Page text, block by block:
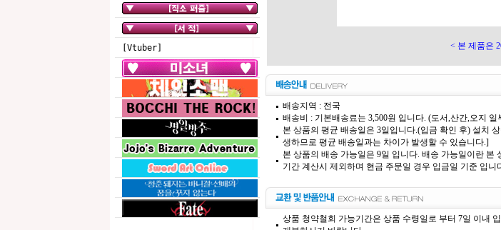
[Vtuber] < 본 제품은
배송지역 : 전국
배송비 : 기본배송료는 3,500원 입니다. (도서,산간,오지
본 상품의 평균 배송일은 3일입니다.(입금 확인 후) 설치
생하므로 평균 배송일과는 차이가 발생할 수 있습니다.]
본 상품의 배송 가능일은 9일 입니다. 배송 가능일이란
기간 계산시 제외하며 현금 주문일 경우 입금일 기준 입니
상품 청약철회 가능기간은 상품 수령일로 부터 7일 이내